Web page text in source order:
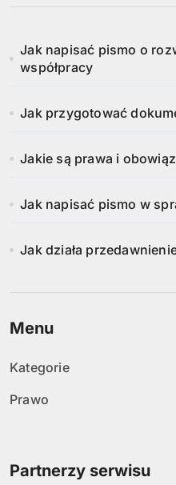
Jak napisać pismo o
współpracy
Jak przygotować
Jakie są prawa i
Jak napisać pismo w
Jak działa
Menu
Kategorie
Prawo
Partnerzy serwisu